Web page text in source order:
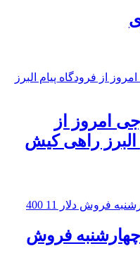
امروز از
البرز راهی کیش
فروش